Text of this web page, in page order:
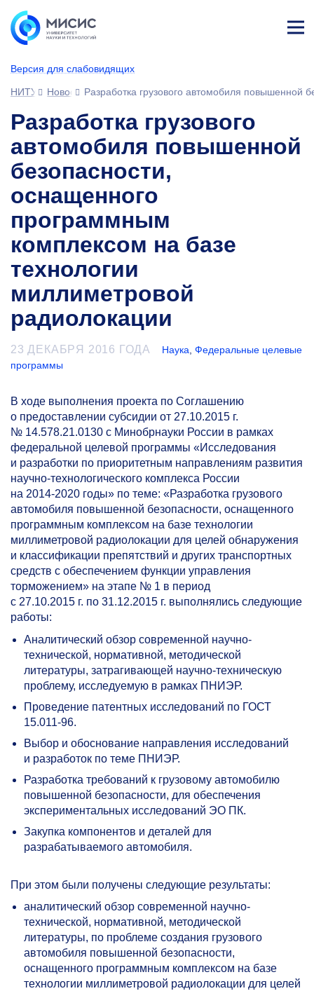
Версия для слабовидящих
ине
НИТУ МИСИС
НовостиРазработка грузового автомобиля повышенной
Разработка грузового
автомобиля повышенной
безопасности,
оснащенного
программным
комплексом на базе
технологии
миллиметровой
радиолокации
23 ДЕКАБРЯ 2016 ГОДА Наука Федеральные целевые
программы
В ходе выполнения проекта по Соглашению
о предоставлении субсидии от 27.10.2015 г.
№ 14.578.21.0130 с Минобрнауки России в рамках
федеральной целевой программы «Исследования
и разработки по приоритетным направлениям развития
научно-технологического комплекса России
на 2014-2020 годы» по теме: «Разработка грузового
автомобиля повышенной безопасности, оснащенного
программным комплексом на базе технологии
миллиметровой радиолокации для целей обнаружения
и классификации препятствий и других транспортных
средств с обеспечением функции управления
торможением» на этапе № 1 в период
с 27.10.2015 г. по 31.12.2015 г. выполнялись следующие
работы:
Аналитический обзор современной научно-
технической, нормативной, методической
литературы, затрагивающей научно-техническую
проблему, исследуемую в рамках ПНИЭР.
Проведение патентных исследований по ГОСТ
15.011-96.
Выбор и обоснование направления исследований
и разработок по теме ПНИЭР.
Разработка требований к грузовому автомобилю
повышенной безопасности, для обеспечения
экспериментальных исследований ЭО ПК.
Закупка компонентов и деталей для
разрабатываемого автомобиля.
При этом были получены следующие результаты:
аналитический обзор современной научно-
технической, нормативной, методической
литературы, по проблеме создания грузового
автомобиля повышенной безопасности,
оснащенного программным комплексом на базе
технологии миллиметровой радиолокации для целей